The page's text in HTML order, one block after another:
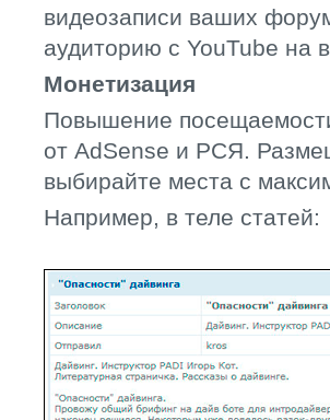
видеозаписи ваших
аудиторию с YouTube на
Монетизация
Повышение
от AdSense и РСЯ.
выбирайте места с
Например, в теле статей: